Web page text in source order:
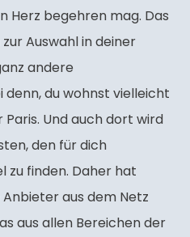
Herz begehren mag. Das
Auswahl in deiner
andere
denn, du wohnst vielleicht
Paris. Und auch dort wird
den für dich
zu finden. Daher hat
Anbieter aus dem Netz
aus allen Bereichen der